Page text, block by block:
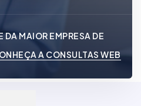
DA MAIOR EMPRESA DE
A CONSULTAS WEB